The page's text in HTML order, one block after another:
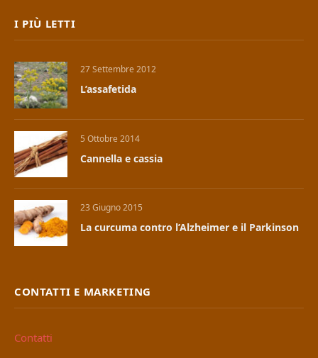
I PIÙ LETTI
27 Settembre 2012
L’assafetida
5 Ottobre 2014
Cannella e cassia
23 Giugno 2015
La curcuma contro l’Alzheimer e il Parkinson
CONTATTI E MARKETING
Contatti